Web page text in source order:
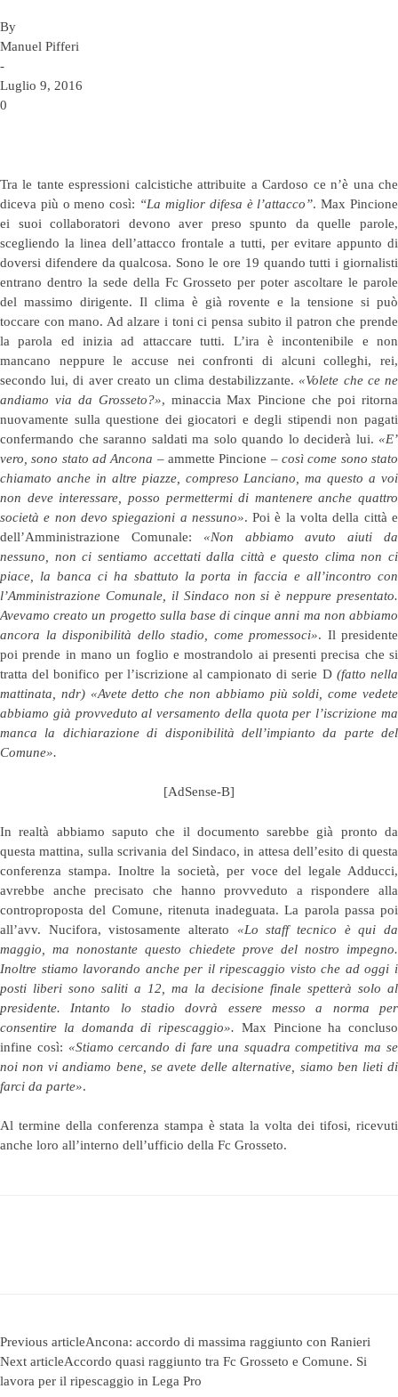
By
Manuel Pifferi
-
Luglio 9, 2016
0
Tra le tante espressioni calcistiche attribuite a Cardoso ce n’è una che
diceva più o meno così: “La miglior difesa è l’attacco”. Max Pincione
ei suoi collaboratori devono aver preso spunto da quelle parole,
scegliendo la linea dell’attacco frontale a tutti, per evitare appunto di
doversi difendere da qualcosa. Sono le ore 19 quando tutti i giornalisti
entrano dentro la sede della Fc Grosseto per poter ascoltare le parole
del massimo dirigente. Il clima è già rovente e la tensione si può
toccare con mano. Ad alzare i toni ci pensa subito il patron che prende
la parola ed inizia ad attaccare tutti. L’ira è incontenibile e non
mancano neppure le accuse nei confronti di alcuni colleghi, rei,
secondo lui, di aver creato un clima destabilizzante. «Volete che ce ne
andiamo via da Grosseto?», minaccia Max Pincione che poi ritorna
nuovamente sulla questione dei giocatori e degli stipendi non pagati
confermando che saranno saldati ma solo quando lo deciderà lui. «E’
vero, sono stato ad Ancona – ammette Pincione –così come sono stato
chiamato anche in altre piazze, compreso Lanciano, ma questo a voi
non deve interessare, posso permettermi di mantenere anche quattro
società e non devo spiegazioni a nessuno». Poi è la volta della città e
dell’Amministrazione Comunale: «Non abbiamo avuto aiuti da
nessuno, non ci sentiamo accettati dalla città e questo clima non ci
piace, la banca ci ha sbattuto la porta in faccia e all’incontro con
l’Amministrazione Comunale, il Sindaco non si è neppure presentato.
Avevamo creato un progetto sulla base di cinque anni ma non abbiamo
ancora la disponibilità dello stadio, come promessoci». Il presidente
poi prende in mano un foglio e mostrandolo ai presenti precisa che si
tratta del bonifico per l’iscrizione al campionato di serie D (fatto nella
mattinata, ndr) «Avete detto che non abbiamo più soldi, come vedete
abbiamo già provveduto al versamento della quota per l’iscrizione ma
manca la dichiarazione di disponibilità dell’impianto da parte del
Comune».
[AdSense-B]
In realtà abbiamo saputo che il documento sarebbe già pronto da
questa mattina, sulla scrivania del Sindaco, in attesa dell’esito di questa
conferenza stampa. Inoltre la società, per voce del legale Adducci,
avrebbe anche precisato che hanno provveduto a rispondere alla
controproposta del Comune, ritenuta inadeguata. La parola passa poi
all’avv. Nucifora, vistosamente alterato «Lo staff tecnico è qui da
maggio, ma nonostante questo chiedete prove del nostro impegno.
Inoltre stiamo lavorando anche per il ripescaggio visto che ad oggi i
posti liberi sono saliti a 12, ma la decisione finale spetterà solo al
presidente. Intanto lo stadio dovrà essere messo a norma per
consentire la domanda di ripescaggio». Max Pincione ha concluso
infine così: «Stiamo cercando di fare una squadra competitiva ma se
noi non vi andiamo bene, se avete delle alternative, siamo ben lieti di
farci da parte».
Al termine della conferenza stampa è stata la volta dei tifosi, ricevuti
anche loro all’interno dell’ufficio della Fc Grosseto.
Previous articleAncona: accordo di massima raggiunto con Ranieri
Next articleAccordo quasi raggiunto tra Fc Grosseto e Comune. Si
lavora per il ripescaggio in Lega Pro